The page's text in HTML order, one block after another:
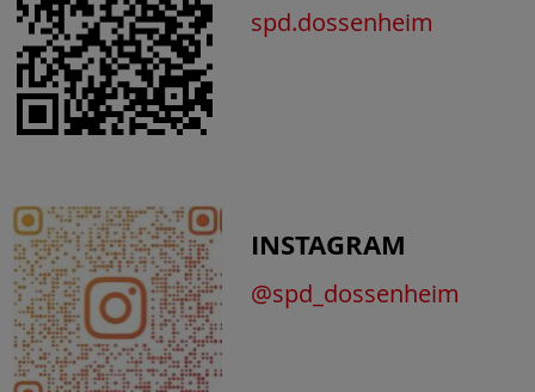
spd.dossenheim
INSTAGRAM
@spd_dossenheim